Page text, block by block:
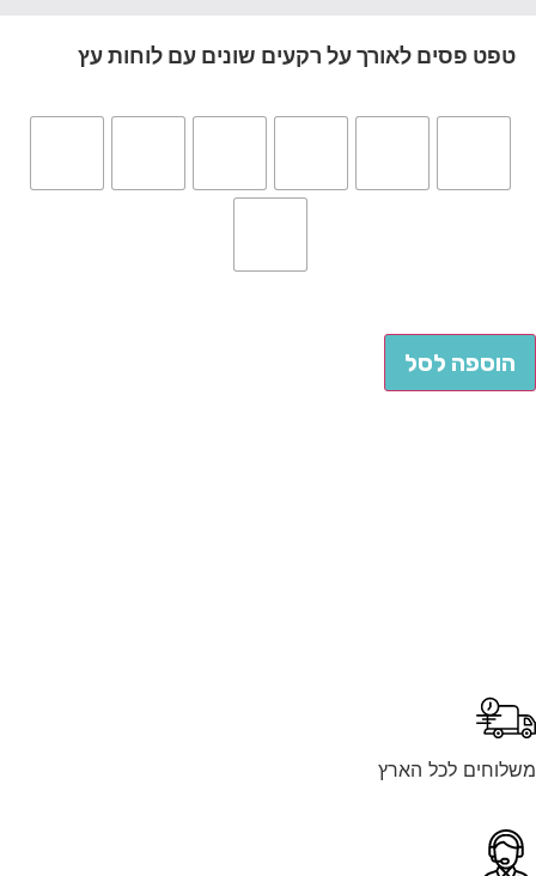
טפט פסים לאורך על רקעים שונים עם לוחות עץ
הוספה לסל
לכל הארץ